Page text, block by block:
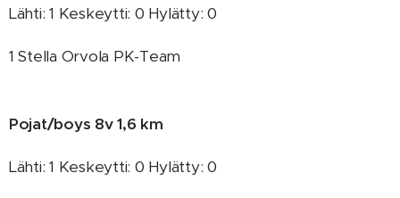
Lähti: 1 Keskeytti: 0 Hylätty: 0
1 Stella Orvola PK-Team
Pojat/boys 8v 1,6 km
Lähti: 1 Keskeytti: 0 Hylätty: 0